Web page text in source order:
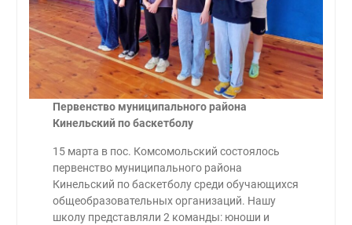
Первенство муниципального района
Кинельский по баскетболу
15 марта в пос. Комсомольский состоялось
первенство муниципального района
Кинельский по баскетболу среди обучающихся
общеобразовательных организаций. Нашу
школу представляли 2 команды: юноши и